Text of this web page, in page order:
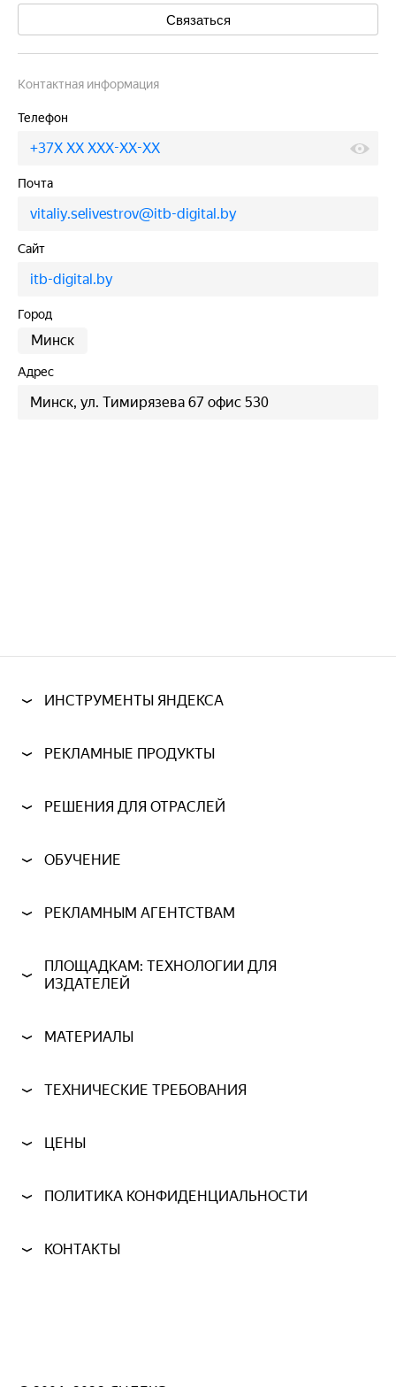
Связаться
Контактная информация
Телефон
+37X XX XXX-XX-XX
Почта
vitaliy.selivestrov@itb-digital.by
Сайт
itb-digital.by
Город
Минск
Адрес
Минск, ул. Тимирязева 67 офис 530
ИНСТРУМЕНТЫ ЯНДЕКСА
РЕКЛАМНЫЕ ПРОДУКТЫ
РЕШЕНИЯ ДЛЯ ОТРАСЛЕЙ
ОБУЧЕНИЕ
РЕКЛАМНЫМ АГЕНТСТВАМ
ПЛОЩАДКАМ: ТЕХНОЛОГИИ ДЛЯ
ИЗДАТЕЛЕЙ
МАТЕРИАЛЫ
ТЕХНИЧЕСКИЕ ТРЕБОВАНИЯ
ЦЕНЫ
ПОЛИТИКА КОНФИДЕНЦИАЛЬНОСТИ
КОНТАКТЫ